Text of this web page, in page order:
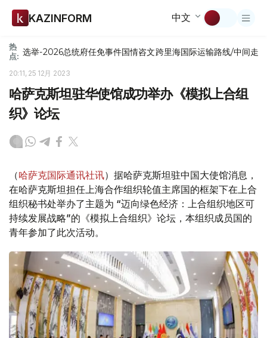
KAZINFORM 中文
热
点: 选举-2026总统府任免事件国情咨文跨里海国际运输路线/中间走廊
20:11, 25 12月 2023
哈萨克斯坦驻华使馆成功举办《模拟上合组
织》论坛
（哈萨克国际通讯社讯）据哈萨克斯坦驻中国大使馆消息，
在哈萨克斯坦担任上海合作组织轮值主席国的框架下在上合
组织秘书处举办了主题为 “迈向绿色经济：上合组织地区可
持续发展战略”的《模拟上合组织》论坛，本组织成员国的
青年参加了此次活动。